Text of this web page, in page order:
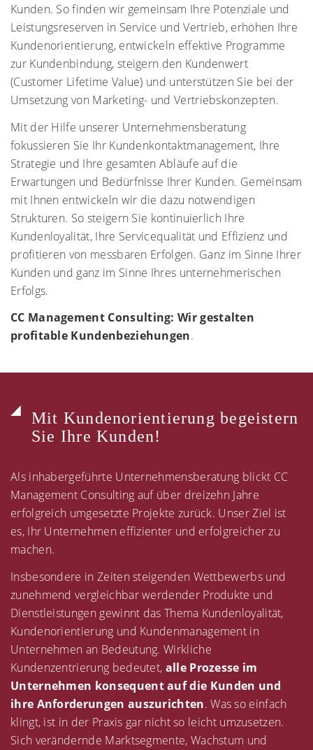
Kunden. So finden wir gemeinsam Ihre Potenziale und
Leistungsreserven in Service und Vertrieb, erhöhen Ihre
Kundenorientierung, entwickeln effektive Programme
zur Kundenbindung, steigern den Kundenwert
(Customer Lifetime Value) und unterstützen Sie bei der
Umsetzung von Marketing- und Vertriebskonzepten.
Mit der Hilfe unserer Unternehmensberatung
fokussieren Sie Ihr Kundenkontaktmanagement, Ihre
Strategie und Ihre gesamten Abläufe auf die
Erwartungen und Bedürfnisse Ihrer Kunden. Gemeinsam
mit Ihnen entwickeln wir die dazu notwendigen
Strukturen. So steigern Sie kontinuierlich Ihre
Kundenloyalität, Ihre Servicequalität und Effizienz und
profitieren von messbaren Erfolgen. Ganz im Sinne Ihrer
Kunden und ganz im Sinne Ihres unternehmerischen
Erfolgs.
CC Management Consulting: Wir gestalten
profitable Kundenbeziehungen.
Mit Kundenorientierung begeistern
Sie Ihre Kunden!
Als inhabergeführte Unternehmensberatung blickt CC
Management Consulting auf über dreizehn Jahre
erfolgreich umgesetzte Projekte zurück. Unser Ziel ist
es, Ihr Unternehmen effizienter und erfolgreicher zu
machen.
Insbesondere in Zeiten steigenden Wettbewerbs und
zunehmend vergleichbar werdender Produkte und
Dienstleistungen gewinnt das Thema Kundenloyalität,
Kundenorientierung und Kundenmanagement in
Unternehmen an Bedeutung. Wirkliche
Kundenzentrierung bedeutet, alle Prozesse im
Unternehmen konsequent auf die Kunden und
ihre Anforderungen auszurichten. Was so einfach
klingt, ist in der Praxis gar nicht so leicht umzusetzen.
Sich verändernde Marktsegmente, Wachstum und